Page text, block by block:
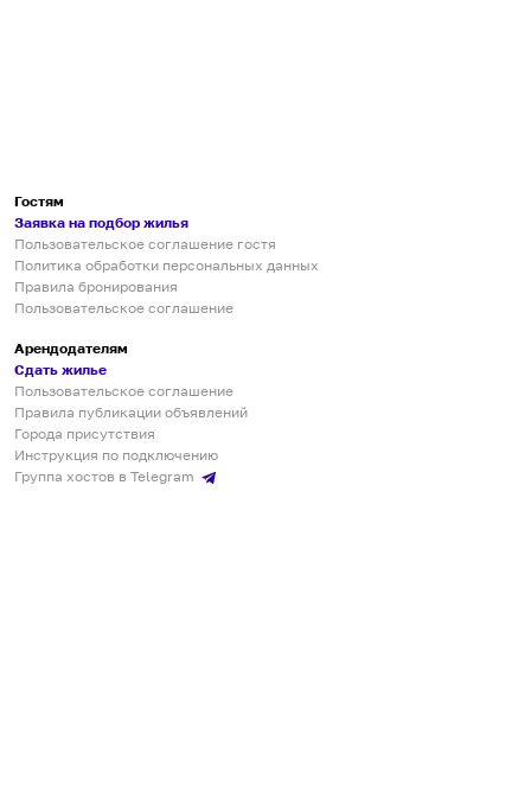
Гостям
Заявка на подбор жилья
Пользовательское соглашение гостя
Политика обработки персональных данных
Правила бронирования
Пользовательское соглашение
Арендодателям
Сдать жилье
Пользовательское соглашение
Правила публикации объявлений
Города присутствия
Инструкция по подключению
Группа хостов в Telegram